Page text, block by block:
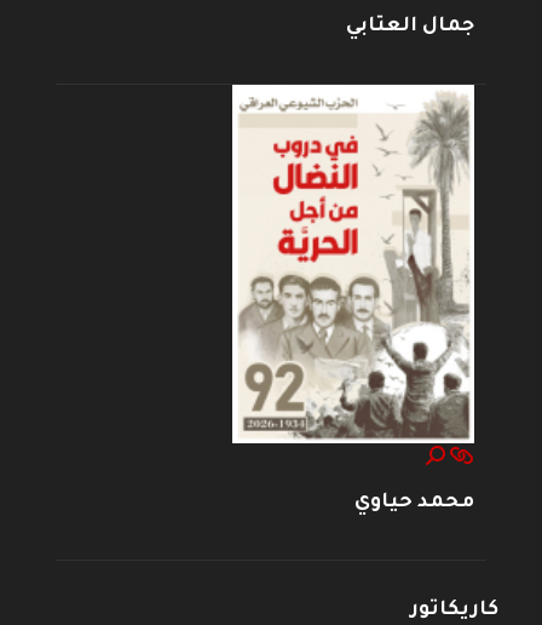
جمال العتابي
محمد حياوي
كاريكاتور